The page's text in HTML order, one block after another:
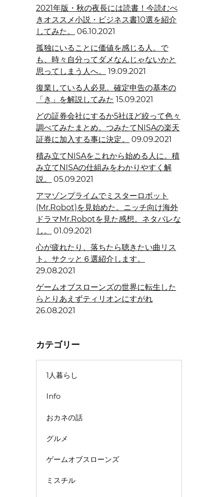
2021年版・秋の夜長には読書！今読むべ
きオススメ小説・ビジネス書10選を紹介
してみた。
06.10.2021
孤独にいることに価値を感じる人。で
も、時々自分ってダメなんじゃないかと
思ってしまう人へ。
19.09.2021
復業している人必見。確定申告の基本の
「き」を解説してみた 15.09.2021
どの証券会社にするか5社ほど絞って色々
調べてみたまとめ。つみたてNISAの楽天
証券に加入する事に決定。
09.09.2021
積み立てNISAをこれから始める人に。積
み立てNISAの仕組みをわかりやすく解
説。
05.09.2021
アマゾンプライムでミスターロボット
(Mr.Robot)を見始めた。ニッチ向け海外
ドラマMr.Robotを見た感想。ネタバレな
し。
01.09.2021
心が疲れたり、落ちたら聴きたい曲リス
ト。サクッと６選紹介します。
29.08.2021
ゲームオブスローンズの世界に転生した
らとりあえずティリオンにすがれ
26.08.2021
カテゴリー
1人暮らし
Info
おカネの話
グルメ
ゲームオブスローンズ
ミスチル